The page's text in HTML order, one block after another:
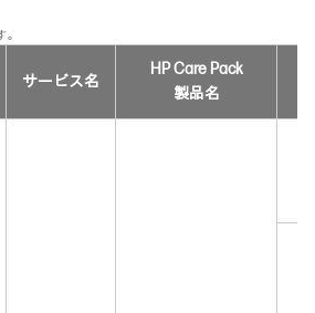
サービス名
HP Care Pack
製品名